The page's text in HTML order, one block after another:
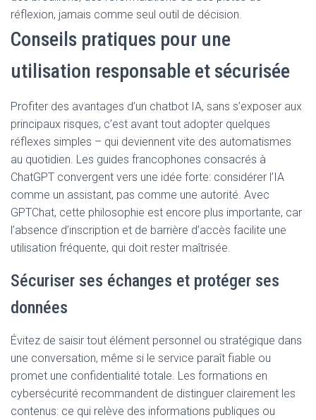
réflexion, jamais comme seul outil de décision.
Conseils pratiques pour une
utilisation responsable et sécurisée
Profiter des avantages d’un chatbot IA, sans s’exposer aux
principaux risques, c’est avant tout adopter quelques
réflexes simples – qui deviennent vite des automatismes
au quotidien. Les guides francophones consacrés à
ChatGPT convergent vers une idée forte: considérer l’IA
comme un assistant, pas comme une autorité. Avec
GPTChat, cette philosophie est encore plus importante, car
l’absence d’inscription et de barrière d’accès facilite une
utilisation fréquente, qui doit rester maîtrisée.
Sécuriser ses échanges et protéger ses
données
Évitez de saisir tout élément personnel ou stratégique dans
une conversation, même si le service paraît fiable ou
promet une confidentialité totale. Les formations en
cybersécurité recommandent de distinguer clairement les
contenus: ce qui relève des informations publiques ou